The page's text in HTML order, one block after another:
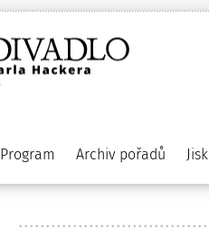
Program Archiv pořadů